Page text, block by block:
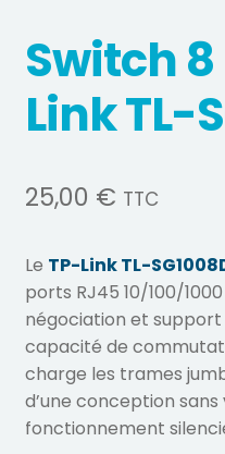
Switch
Link TL-
25,00 € TTC
Le TP-Link TL-
ports RJ45 10/100/
négociation et support
capacité de
charge les trames
d’une conception
fonctionnement